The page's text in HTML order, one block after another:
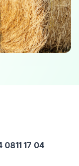
0811 17 04